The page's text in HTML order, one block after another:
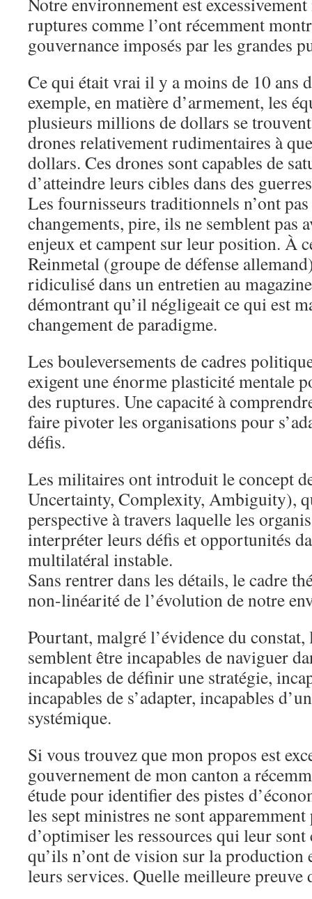
ruptures comme l’ont récemment
gouvernance imposés par les grandes
Ce qui était vrai il y a moins de 10 ans
exemple, en matière d’armement, les
plusieurs millions de dollars se
drones relativement rudimentaires à
dollars. Ces drones sont capables de
d’atteindre leurs cibles dans des
Les fournisseurs traditionnels n’ont
changements, pire, ils ne semblent pas
enjeux et campent sur leur position. À
Reinmetal (groupe de défense
ridiculisé dans un entretien au
démontrant qu’il négligeait ce qui est
changement de paradigme.
Les bouleversements de cadres
exigent une énorme plasticité mentale
des ruptures. Une capacité à
faire pivoter les organisations pour
défis.
Les militaires ont introduit le concept
Uncertainty, Complexity, Ambiguity),
perspective à travers laquelle les
interpréter leurs défis et opportunités
multilatéral instable.
Sans rentrer dans les détails, le cadre
non-linéarité de l’évolution de notre
Pourtant, malgré l’évidence du
semblent être incapables de naviguer
incapables de définir une stratégie,
incapables de s’adapter, incapables
systémique.
Si vous trouvez que mon propos est
gouvernement de mon canton a
étude pour identifier des pistes
les sept ministres ne sont apparemment
d’optimiser les ressources qui leur sont
qu’ils n’ont de vision sur la
leurs services. Quelle meilleure preuve